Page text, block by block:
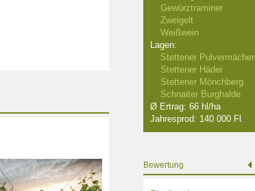
Gewürztraminer
Zweigelt
Weißwein
Lagen:
Stettener Pulvermächer
Stettener Häder
Stettener Mönchberg
Schnaiter Burghalde
Ø Ertrag: 66 hl/ha
Jahresprod: 140 000 Fl.
Bewertung